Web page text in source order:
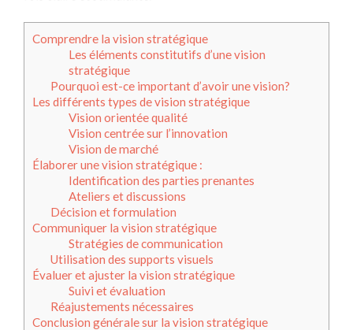
Comprendre la vision stratégique
Les éléments constitutifs d’une vision
stratégique
Pourquoi est-ce important d’avoir une vision?
Les différents types de vision stratégique
Vision orientée qualité
Vision centrée sur l’innovation
Vision de marché
Élaborer une vision stratégique :
Identification des parties prenantes
Ateliers et discussions
Décision et formulation
Communiquer la vision stratégique
Stratégies de communication
Utilisation des supports visuels
Évaluer et ajuster la vision stratégique
Suivi et évaluation
Réajustements nécessaires
Conclusion générale sur la vision stratégique